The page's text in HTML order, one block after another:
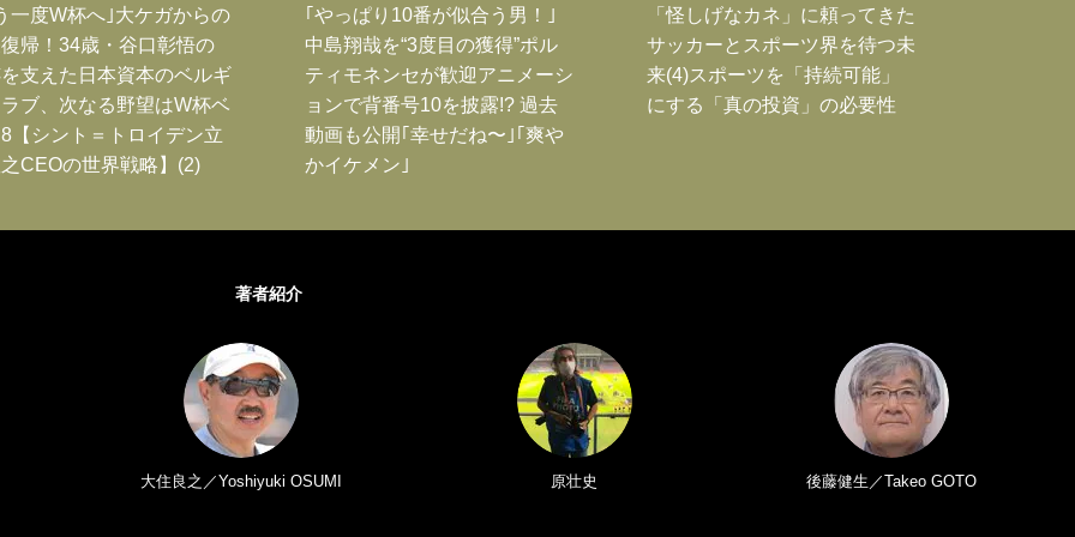
一度W杯へ｣大ケガからの
帰！34歳・谷口彰悟の
支えた日本資本のベルギ
ブ、次なる野望はW杯ベ
【シント＝トロイデン立
CEOの世界戦略】(2)
｢やっぱり10番が似合う男！｣
中島翔哉を“3度目の獲得”ポル
ティモネンセが歓迎アニメーシ
ョンで背番号10を披露!? 過去
動画も公開｢幸せだね〜｣｢爽や
かイケメン｣
「怪しげなカネ」に頼ってきた
サッカーとスポーツ界を待つ未
来(4)スポーツを「持続可能」
にする「真の投資」の必要性
著者紹介
大住良之／Yoshiyuki OSUMI 原壮史 後藤健生／Takeo GOTO